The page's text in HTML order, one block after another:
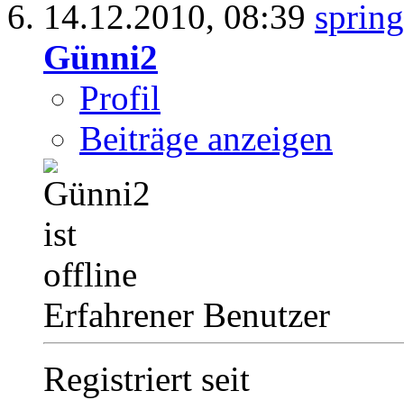
14.12.2010, 08:39
Günni2
Profil
Beiträge anzeigen
Erfahrener Benutzer
Registriert seit